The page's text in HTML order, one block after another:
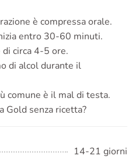
è compressa orale.
entro 30-60 minuti.
di circa 4-5 ore.
di alcol durante il
comune è il mal di testa.
Gold senza ricetta?
14-21 giorni